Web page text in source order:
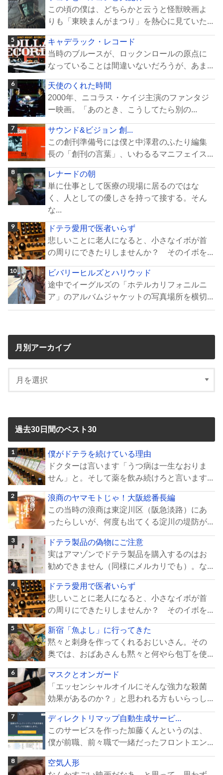
この頃の僕は、どちらかと云うと怪獣映画よ
りも「東映まんがまつり」を熱心に見ていた...
キャデラック・レコード
当時のブルースが、ロックンロールの原点に
なっていることは間違いないだろうが、あま...
天使のくれた時間
2000年、ニコラス・ケイジ主演のファンタジ
ー映画。「あのとき、こうしてたら別の...
サウンド&ビジョン 創...
この創刊準備号には僕と中澤君のふたり編集
長の「創刊の言葉」、いわるるマニフェイス...
レナードの朝
単に仕事として医療の現場に居るのではな
く、人としての優しさを持って接する。そん
な...
ドテラ愛用で医者いらず
悲しいことに老人になると、小さなイボが首
の周りにできたりしませんか？ そのイボを...
ビバリーヒルズとハリウッド
途中でイーグルズの「ホテルカリフォニルニ
ア」のアルバムジャケットの写真場所を横切...
月別アーカイブ
過去30日間のベスト30
僕がドテラを続けている理由
ドクターは言います「うつ病は一生なおりま
せん」と。そして薬を飲み続けろと言います...
浪商のヤマモトじゃ！大阪総番長編
この当時の浪商は東淀川区（阪急淡路）にあ
ったらしいが、何度も出てくる淀川の堤防が...
ドテラ製品の偽物にご注意
実はアマゾンでドテラ製品を購入するのはお
勧めできません（同様にメルカリでも）。な...
ドテラ愛用で医者いらず
悲しいことに老人になると、小さなイボが首
の周りにできたりしませんか？ そのイボを...
新宿「魚よし」に行ってきた
黙々と刺身を作ってくれるおじいさん。その
奥では、おばあさんも黙々と何やら包丁を使...
マスクとオンガード
「エッセンシャルオイルにそんな強力な殺菌
効果があるのか？」と思われる方もいらっし...
ディレクトリマップ自動生成サービ...
このサービスを作った加藤くんというのは、
僕が前職、前々職で一緒だったフロントエン...
空気人形